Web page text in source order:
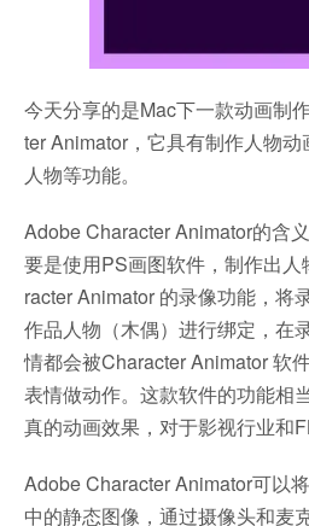
今天分享的是Mac下一款动画
ter Animator，它具有制作人物
人物等功能。
Adobe Character Animator的含
要是使用PS画图软件，制作出
racter Animator 的录像功能，将
作品人物（木偶）进行绑定，在
情都会被Character Animator 软
表情做动作。这款软件的功能相
真的动画效果，对于影视行业和
Adobe Character Animator可以
中的静态图像，通过摄像头和麦